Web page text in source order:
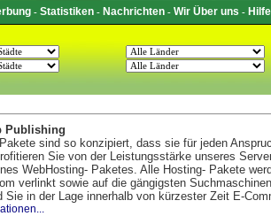
- Statistiken- Nachrichten- Wir Über uns - Hilfe
Publishing
sind so konzipiert, dass sie für jeden
Sie von der Leistungsstärke unseres
WebHosting- Paketes. Alle Hosting- Pakete
verlinkt sowie auf die gängigsten
Sie in der Lage innerhalb von kürzester Zeit E-